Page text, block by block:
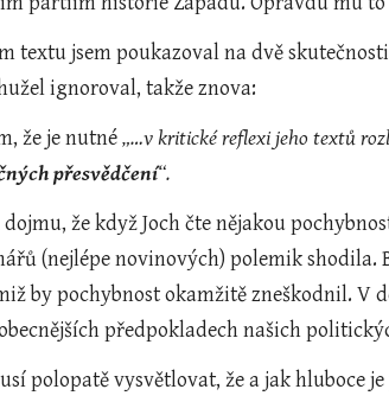
textu jsem poukazoval na dvě
ignoroval, takže znova:
že je nutné „…v kritické reflexi jeho textů
přesvědčení“.
že když Joch čte nějakou
(nejlépe novinových) polemik
by pochybnost okamžitě zneškodnil. V
předpokladech našich
polopatě vysvětlovat, že a jak